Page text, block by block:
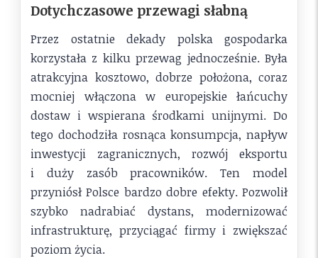
Dotychczasowe przewagi słabną
Przez ostatnie dekady polska gospodarka
korzystała z kilku przewag jednocześnie. Była
atrakcyjna kosztowo, dobrze położona, coraz
mocniej włączona w europejskie łańcuchy
dostaw i wspierana środkami unijnymi. Do
tego dochodziła rosnąca konsumpcja, napływ
inwestycji zagranicznych, rozwój eksportu
i duży zasób pracowników. Ten model
przyniósł Polsce bardzo dobre efekty. Pozwolił
szybko nadrabiać dystans, modernizować
infrastrukturę, przyciągać firmy i zwiększać
poziom życia.